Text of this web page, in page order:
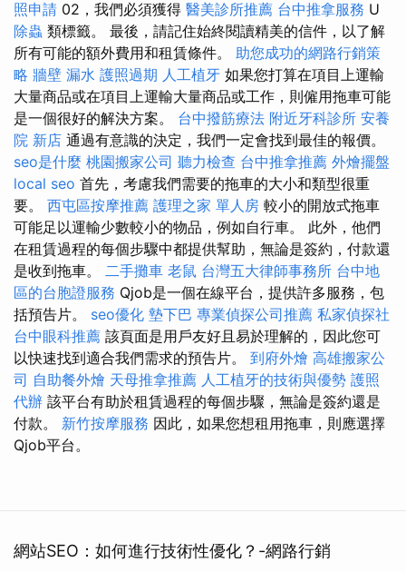
照申請 02，我們必須獲得 醫美診所推薦 台中推拿服務 U
除蟲 類標籤。 最後，請記住始終閱讀精美的信件，以了解
所有可能的額外費用和租賃條件。 助您成功的網路行銷策
略 牆壁 漏水 護照過期 人工植牙 如果您打算在項目上運輸
大量商品或在項目上運輸大量商品或工作，則僱用拖車可能
是一個很好的解決方案。 台中撥筋療法 附近牙科診所 安養
院 新店 通過有意識的決定，我們一定會找到最佳的報價。
seo是什麼 桃園搬家公司 聽力檢查 台中推拿推薦 外燴擺盤
local seo 首先，考慮我們需要的拖車的大小和類型很重
要。 西屯區按摩推薦 護理之家 單人房 較小的開放式拖車
可能足以運輸少數較小的物品，例如自行車。 此外，他們
在租賃過程的每個步驟中都提供幫助，無論是簽約，付款還
是收到拖車。 二手攤車 老鼠 台灣五大律師事務所 台中地
區的台胞證服務 Qjob是一個在線平台，提供許多服務，包
括預告片。 seo優化 墊下巴 專業偵探公司推薦 私家偵探社
台中眼科推薦 該頁面是用戶友好且易於理解的，因此您可
以快速找到適合我們需求的預告片。 到府外燴 高雄搬家公
司 自助餐外燴 天母推拿推薦 人工植牙的技術與優勢 護照
代辦 該平台有助於租賃過程的每個步驟，無論是簽約還是
付款。 新竹按摩服務 因此，如果您想租用拖車，則應選擇
Qjob平台。
網站SEO：如何進行技術性優化？-網路行銷